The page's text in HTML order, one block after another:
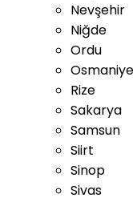
Nevşehir
Niğde
Ordu
Osmaniye
Rize
Sakarya
Samsun
Siirt
Sinop
Sivas